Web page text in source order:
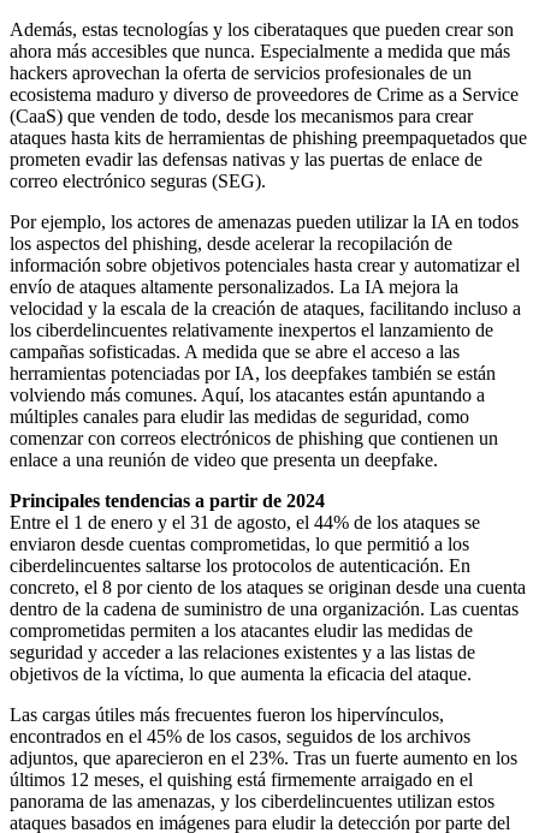
Además, estas tecnologías y los ciberataques que pueden crear son
ahora más accesibles que nunca. Especialmente a medida que más
hackers aprovechan la oferta de servicios profesionales de un
ecosistema maduro y diverso de proveedores de Crime as a Service
(CaaS) que venden de todo, desde los mecanismos para crear
ataques hasta kits de herramientas de phishing preempaquetados que
prometen evadir las defensas nativas y las puertas de enlace de
correo electrónico seguras (SEG).
Por ejemplo, los actores de amenazas pueden utilizar la IA en todos
los aspectos del phishing, desde acelerar la recopilación de
información sobre objetivos potenciales hasta crear y automatizar el
envío de ataques altamente personalizados. La IA mejora la
velocidad y la escala de la creación de ataques, facilitando incluso a
los ciberdelincuentes relativamente inexpertos el lanzamiento de
campañas sofisticadas. A medida que se abre el acceso a las
herramientas potenciadas por IA, los deepfakes también se están
volviendo más comunes. Aquí, los atacantes están apuntando a
múltiples canales para eludir las medidas de seguridad, como
comenzar con correos electrónicos de phishing que contienen un
enlace a una reunión de video que presenta un deepfake.
Principales tendencias a partir de 2024
Entre el 1 de enero y el 31 de agosto, el 44% de los ataques se
enviaron desde cuentas comprometidas, lo que permitió a los
ciberdelincuentes saltarse los protocolos de autenticación. En
concreto, el 8 por ciento de los ataques se originan desde una cuenta
dentro de la cadena de suministro de una organización. Las cuentas
comprometidas permiten a los atacantes eludir las medidas de
seguridad y acceder a las relaciones existentes y a las listas de
objetivos de la víctima, lo que aumenta la eficacia del ataque.
Las cargas útiles más frecuentes fueron los hipervínculos,
encontrados en el 45% de los casos, seguidos de los archivos
adjuntos, que aparecieron en el 23%. Tras un fuerte aumento en los
últimos 12 meses, el quishing está firmemente arraigado en el
panorama de las amenazas, y los ciberdelincuentes utilizan estos
ataques basados en imágenes para eludir la detección por parte del